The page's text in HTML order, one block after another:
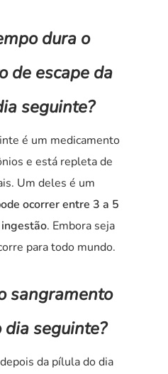
dura o
de escape da
seguinte?
é um medicamento
e está repleta de
Um deles é um
ocorrer entre 3 a 5
. Embora seja
para todo mundo.
sangramento
seguinte?
da pílula do dia